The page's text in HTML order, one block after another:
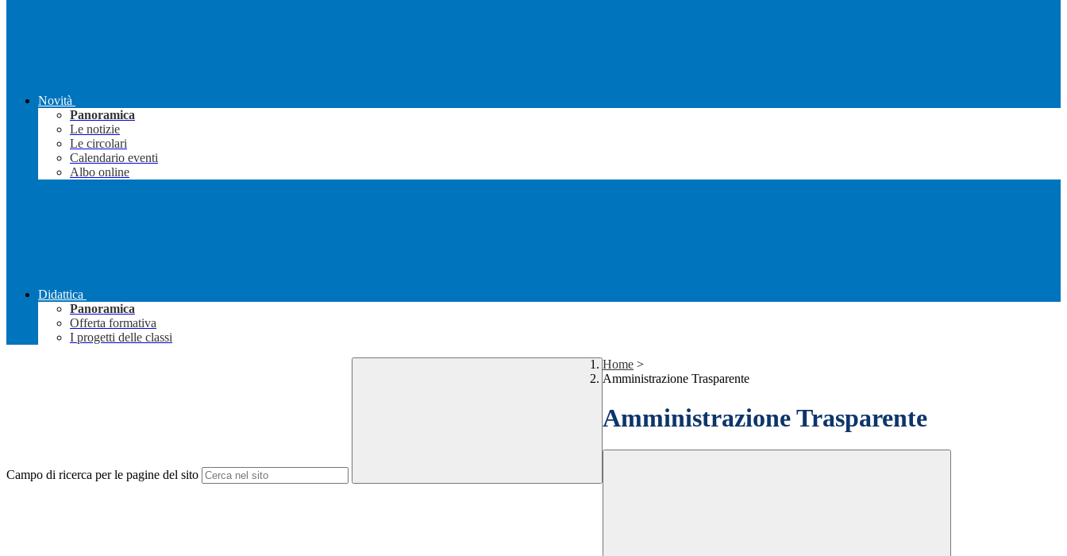
Novità
Panoramica
Le notizie
Le circolari
Calendario eventi
Albo online
Didattica
Panoramica
Offerta formativa
I progetti delle classi
Campo di ricerca per le pagine del sito
Home >
Amministrazione Trasparente
Amministrazione Trasparente